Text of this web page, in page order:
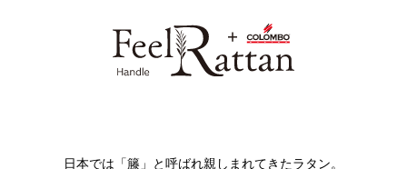
日本では「籐」と呼ばれ親しまれてきたラタン。